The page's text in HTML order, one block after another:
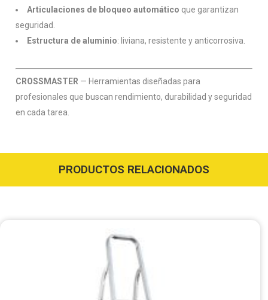
Articulaciones de bloqueo automático que garantizan
seguridad.
Estructura de aluminio: liviana, resistente y anticorrosiva.
CROSSMASTER — Herramientas diseñadas para
profesionales que buscan rendimiento, durabilidad y seguridad
en cada tarea.
PRODUCTOS RELACIONADOS